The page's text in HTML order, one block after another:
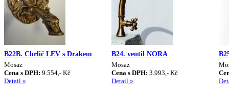
B22B. Chrlič LEV s Drakem
Mosaz
Cena s DPH: 9.554,- Kč
Detail »
B24. ventil NORA
Mosaz
Cena s DPH: 3.993,- Kč
Detail »